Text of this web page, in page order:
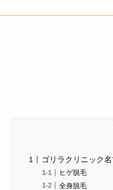
ゴリラクリニック
ヒゲ脱毛
全身脱毛